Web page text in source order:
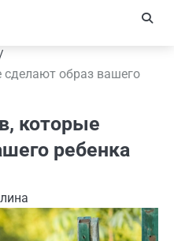
сделают образ вашего
которые
ребенка